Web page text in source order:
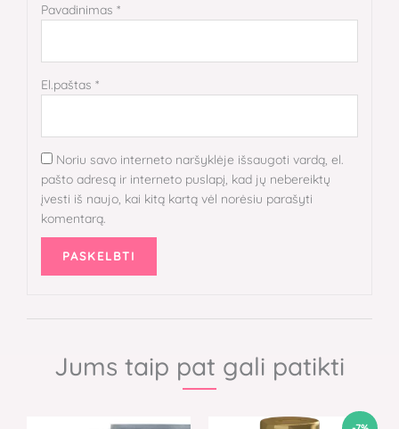
Pavadinimas *
El.paštas *
Noriu savo interneto naršyklėje išsaugoti vardą, el.
pašto adresą ir interneto puslapį, kad jų nebereiktų
įvesti iš naujo, kai kitą kartą vėl norėsiu parašyti
komentarą.
Jums taip pat gali patikti